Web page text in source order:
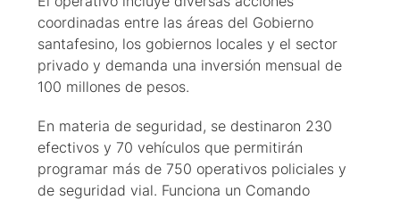
coordinadas entre las áreas del Gobierno
santafesino, los gobiernos locales y el sector
privado y demanda una inversión mensual de
100 millones de pesos.
En materia de seguridad, se destinaron 230
efectivos y 70 vehículos que permitirán
programar más de 750 operativos policiales y
de seguridad vial. Funciona un Comando